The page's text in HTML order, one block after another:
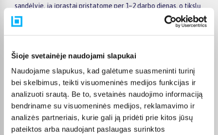
Šioje svetainėje naudojami slapukai
Naudojame slapukus, kad galėtume suasmeninti turinį
bei skelbimus, teikti visuomeninės medijos funkcijas ir
analizuoti srautą. Be to, svetainės naudojimo informaciją
bendriname su visuomeninės medijos, reklamavimo ir
analizės partneriais, kurie gali ją pridėti prie kitos jūsų
pateiktos arba naudojant paslaugas surinktos
sandėlyje, ją įprastai pristatome per 1–2 darbo dienas, o tikslų
terminą visada rasite konkrečios prekės puslapyje.
kurjeriu arba atsiėmimą BIGBOX.LT biure Kaune.
Pirkėjų atsiliepimai apie prekes